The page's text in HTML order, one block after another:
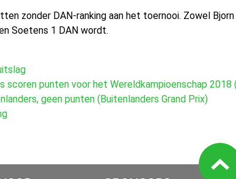
zonder DAN-ranking aan het toernooi. Zowel
Soetens 1 DAN wordt.
scoren punten voor het Wereldkampioenschap 2018
geen punten (Buitenlanders Grand Prix)